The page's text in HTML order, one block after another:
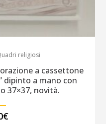
religiosi
a cassettone
dipinto a mano con
37×37, novità.
€